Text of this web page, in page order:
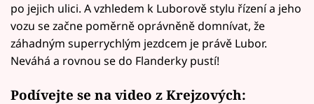
po jejich ulici. A vzhledem k Luborově stylu řízení a jeho
vozu se začne poměrně oprávněně domnívat, že
záhadným superrychlým jezdcem je právě Lubor.
Neváhá a rovnou se do Flanderky pustí!
Podívejte se na video z Krejzových: